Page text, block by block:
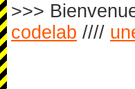
>>>
codelab ////